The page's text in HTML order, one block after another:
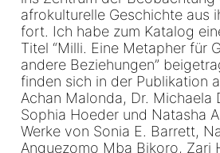
afrokulturelle Geschichte aus
fort. Ich habe zum Katalog
Titel “Milli. Eine Metapher für
andere Beziehungen”
finden sich in der Publikation
Achan Malonda, Dr. Michaela
Sophia Hoeder und Natasha
Werke von Sonia E. Barrett,
Anguezomo Mba Bikoro, Zari